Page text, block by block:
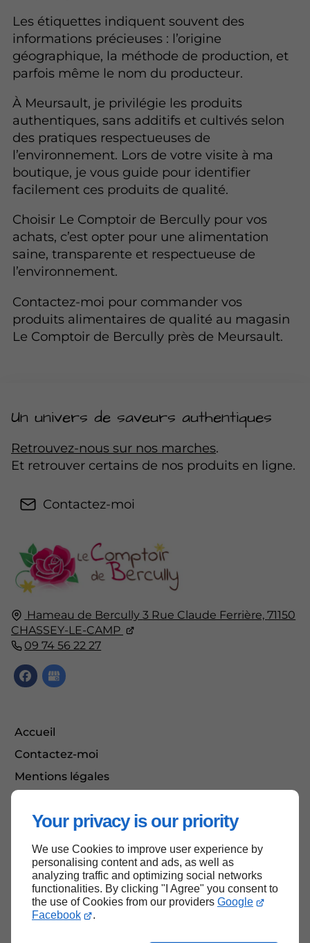
Your privacy is our priority
We use Cookies to improve user experience by
personalising content and ads, as well as
analyzing traffic and optimizing social networks
functionalities. By clicking "I Agree" you consent to
the use of Cookies from our providers Google
Facebook
.
Les étiquettes indiquent souvent des
informations précieuses : l’origine
géographique, la méthode de production, et
parfois même le nom du producteur.
À Meursault, je privilégie les produits
authentiques, sans additifs et cultivés selon
des pratiques respectueuses de
l’environnement. Lors de votre visite à ma
boutique, je vous guide pour identifier
facilement ces produits de qualité.
Choisir Le Comptoir de Bercully pour vos
achats, c’est opter pour une alimentation
saine, transparente et respectueuse de
l’environnement.
Contactez-moi pour commander vos
produits alimentaires de qualité au magasin
Le Comptoir de Bercully près de Meursault.
Un univers de saveurs authentiques
Retrouvez-nous sur nos marches.
Et retrouver certains de nos produits en ligne.
Contactez-moi
Hameau de Bercully3 Rue Claude Ferrière,71150
CHASSEY-LE-CAMP
09 74 56 22 27
Accueil
Contactez-moi
Mentions légales
Haut de page